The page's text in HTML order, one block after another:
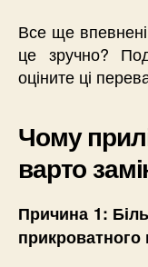
Все ще
це зручно?
оціните ці
Чому
варто
Причина 1:
прикроватного